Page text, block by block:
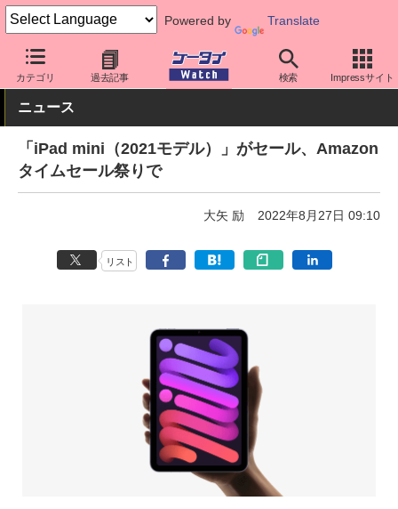
Powered by Translate
カテゴリ 過去記事 検索 Impressサイト
ケータイ Watch OS iPhone (iOS)
ニュース
「iPad mini（2021モデル）」がセール、Amazon
タイムセール祭りで
大矢 励 2022年8月27日 09:10
リスト